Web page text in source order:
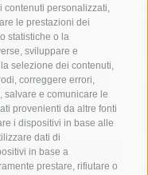
personalizzati,
le prestazioni dei
statistiche o la
sviluppare e
selezione dei contenuti,
correggere errori,
salvare e comunicare le
provenienti da altre fonti
i dispositivi in base alle
dati di
in base a
prestare, rifiutare o
elezioni
costiera
incidente
lubrense
polizia municipale